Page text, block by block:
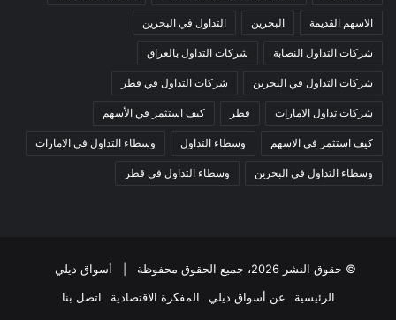
الاسهم القديمة البحرين التداول في البحرين
شركات التداول النصابة شركات التداول بالعراق
شركات التداول في البحرين شركات التداول في قطر
شركات تداول الامارات قطر كيف استثمر في الأسهم
كيف استثمر في الاسهم وسطاء التداول وسطاء التداول في الامارات
وسطاء التداول في البحرين وسطاء التداول في قطر
© حقوق النشر 2026، جميع الحقوق محفوظة |
أسواق ديلي
الرئيسية
عن أسواق ديلي المفكرة الاقتصادية اتصل بنا